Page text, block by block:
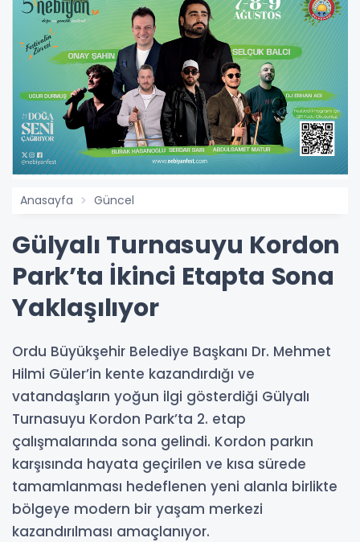
Anasayfa Güncel
Gülyalı Turnasuyu Kordon
Park’ta İkinci Etapta Sona
Yaklaşılıyor
Ordu Büyükşehir Belediye Başkanı Dr. Mehmet
Hilmi Güler’in kente kazandırdığı ve
vatandaşların yoğun ilgi gösterdiği Gülyalı
Turnasuyu Kordon Park’ta 2. etap
çalışmalarında sona gelindi. Kordon parkın
karşısında hayata geçirilen ve kısa sürede
tamamlanması hedeflenen yeni alanla birlikte
bölgeye modern bir yaşam merkezi
kazandırılması amaçlanıyor.